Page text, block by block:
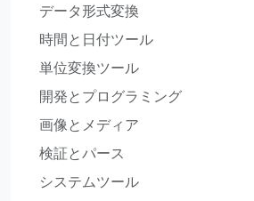
データ形式変換
時間と日付ツール
単位変換ツール
開発とプログラミング
画像とメディア
検証とパース
システムツール